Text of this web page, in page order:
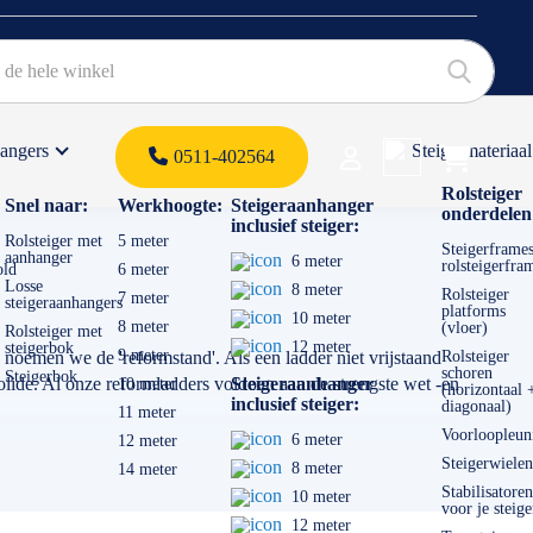
0511-402564
Snel naar:
Rolsteiger met
aanhanger
Losse
steigeraanhangers
Rolsteiger met
steigerbok
Steigerbok
Werkhoogte:
5 meter
6 meter
7 meter
8 meter
9 meter
10 meter
11 meter
12 meter
14 meter
Steigeraanhanger
inclusief steiger:
6 meter
8 meter
10 meter
12 meter
Steigeraanhanger
inclusief steiger:
6 meter
8 meter
10 meter
12 meter
Steigermateriaal
Rolsteiger
Rolsteiger
platforms
(vloer)
Rolsteiger
schoren
(horizontaal
diagonaal)
Steigerwielen
Stabilisatoren
voor je
we de 'reformstand'. Als een ladder niet vrijstaand
Al onze reformladders voldoen aan de strengste wet -en